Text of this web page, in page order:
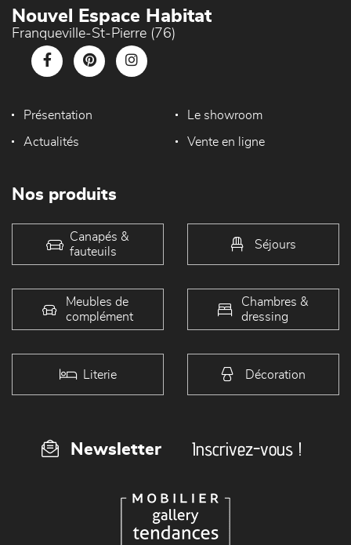
Nouvel Espace Habitat
Franqueville-St-Pierre (76)
Présentation Le showroom
Actualités Vente en ligne
Nos produits
Canapés &
fauteuils
Séjours
Meubles de
complément
Chambres &
dressing
Literie Décoration
Newsletter Inscrivez-vous !